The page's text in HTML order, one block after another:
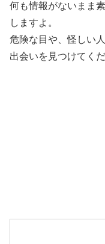
何も情報がないまま
しますよ。
危険な目や、怪しい
出会いを見つけてくだ